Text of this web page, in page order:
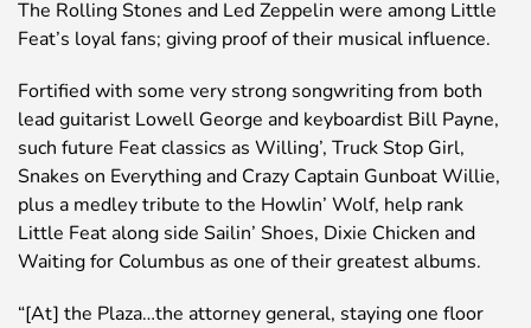
The Rolling Stones and Led Zeppelin were among Little
Feat’s loyal fans; giving proof of their musical influence.
Fortified with some very strong songwriting from both
lead guitarist Lowell George and keyboardist Bill Payne,
such future Feat classics as Willing’, Truck Stop Girl,
Snakes on Everything and Crazy Captain Gunboat Willie,
plus a medley tribute to the Howlin’ Wolf, help rank
Little Feat along side Sailin’ Shoes, Dixie Chicken and
Waiting for Columbus as one of their greatest albums.
“[At] the Plaza…the attorney general, staying one floor